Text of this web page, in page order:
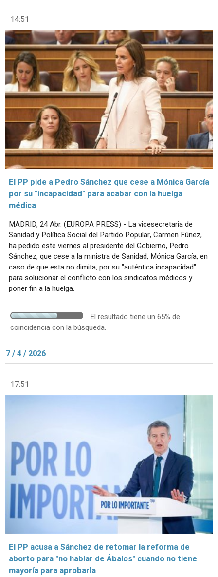
14:51
El PP pide a Pedro Sánchez que cese a Mónica García
por su "incapacidad" para acabar con la huelga
médica
MADRID, 24 Abr. (EUROPA PRESS) - La vicesecretaria de
Sanidad y Política Social del Partido Popular, Carmen Fúnez,
ha pedido este viernes al presidente del Gobierno, Pedro
Sánchez, que cese a la ministra de Sanidad, Mónica García, en
caso de que esta no dimita, por su "auténtica incapacidad"
para solucionar el conflicto con los sindicatos médicos y
poner fin a la huelga.
El resultado tiene un 65% de
coincidencia con la búsqueda.
7 / 4 / 2026
17:51
El PP acusa a Sánchez de retomar la reforma de
aborto para "no hablar de Ábalos" cuando no tiene
mayoría para aprobarla